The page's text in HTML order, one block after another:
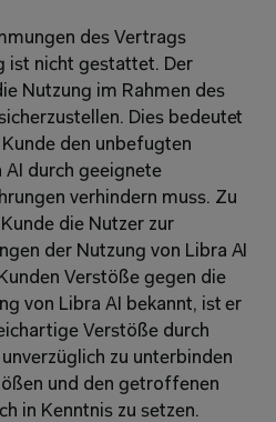
des Vertrags
ist nicht gestattet. Der
Nutzung im Rahmen des
Dies bedeutet
den unbefugten
durch geeignete
verhindern muss. Zu
die Nutzer zur
der Nutzung von Libra AI
Verstöße gegen die
von Libra AI bekannt, ist er
Verstöße durch
zu unterbinden
und den getroffenen
in Kenntnis zu setzen.